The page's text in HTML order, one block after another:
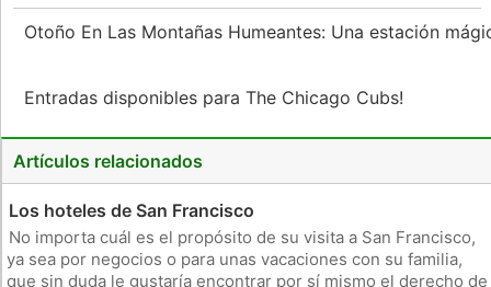
Otoño En Las Montañas Humeantes: Una estación
Entradas disponibles para The Chicago Cubs!
Artículos relacionados
Los hoteles de San Francisco
No importa cuál es el propósito de su visita a San Francisco,
ya sea por negocios o para unas vacaciones con su familia,
que sin duda le gustaría encontrar por sí mismo el derecho de